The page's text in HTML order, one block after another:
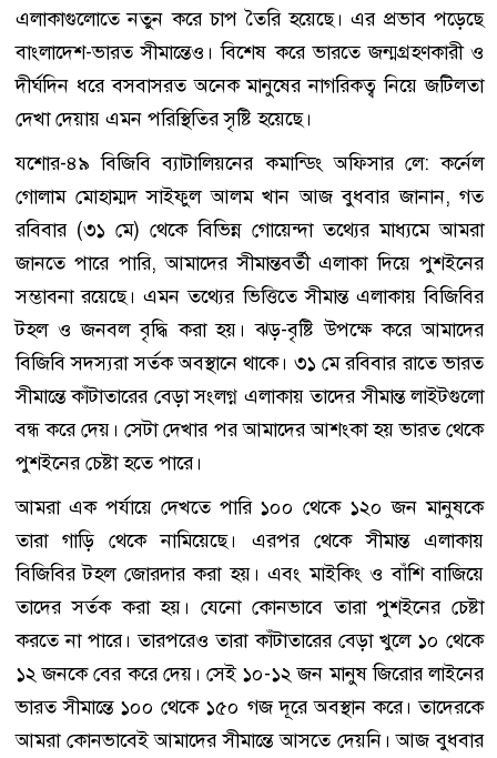
এলাকাগুলোতে নতুন করে চাপ তৈরি হয়েছে। এর প্রভাব পড়েছে
বাংলাদেশ-ভারত সীমান্তেও। বিশেষ করে ভারতে জন্মগ্রহণকারী ও
দীর্ঘদিন ধরে বসবাসরত অনেক মানুষের নাগরিকত্ব নিয়ে জটিলতা
দেখা দেয়ায় এমন পরিস্থিতির সৃষ্টি হয়েছে।
যশোর-৪৯ বিজিবি ব্যাটালিয়নের কমান্ডিং অফিসার লে: কর্নেল
গোলাম মোহাম্মদ সাইফুল আলম খান আজ বুধবার জানান, গত
রবিবার (৩১ মে) থেকে বিভিন্ন গোয়েন্দা তথ্যের মাধ্যমে আমরা
জানতে পারে পারি, আমাদের সীমান্তবর্তী এলাকা দিয়ে পুশইনের
সম্ভাবনা রয়েছে। এমন তথ্যের ভিত্তিতে সীমান্ত এলাকায় বিজিবির
টহল ও জনবল বৃদ্ধি করা হয়। ঝড়-বৃষ্টি উপক্ষে করে আমাদের
বিজিবি সদস্যরা সর্তক অবস্থানে থাকে। ৩১ মে রবিবার রাতে ভারত
সীমান্তে কাঁটাতারের বেড়া সংলগ্ন এলাকায় তাদের সীমান্ত লাইটগুলো
বন্ধ করে দেয়। সেটা দেখার পর আমাদের আশংকা হয় ভারত থেকে
পুশইনের চেষ্টা হতে পারে।
আমরা এক পর্যায়ে দেখতে পারি ১০০ থেকে ১২০ জন মানুষকে
তারা গাড়ি থেকে নামিয়েছে। এরপর থেকে সীমান্ত এলাকায়
বিজিবির টহল জোরদার করা হয়। এবং মাইকিং ও বাঁশি বাজিয়ে
তাদের সর্তক করা হয়। যেনো কোনভাবে তারা পুশইনের চেষ্টা
করতে না পারে। তারপরেও তারা কাঁটাতারের বেড়া খুলে ১০ থেকে
১২ জনকে বের করে দেয়। সেই ১০-১২ জন মানুষ জিরোর লাইনের
ভারত সীমান্তে ১০০ থেকে ১৫০ গজ দূরে অবস্থান করে। তাদেরকে
আমরা কোনভাবেই আমাদের সীমান্তে আসতে দেয়নি। আজ বুধবার